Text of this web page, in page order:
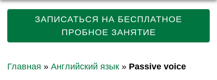
ЗАПИСАТЬСЯ НА БЕСПЛАТНОЕ
ПРОБНОЕ ЗАНЯТИЕ
Главная » Английский язык » Passive voice